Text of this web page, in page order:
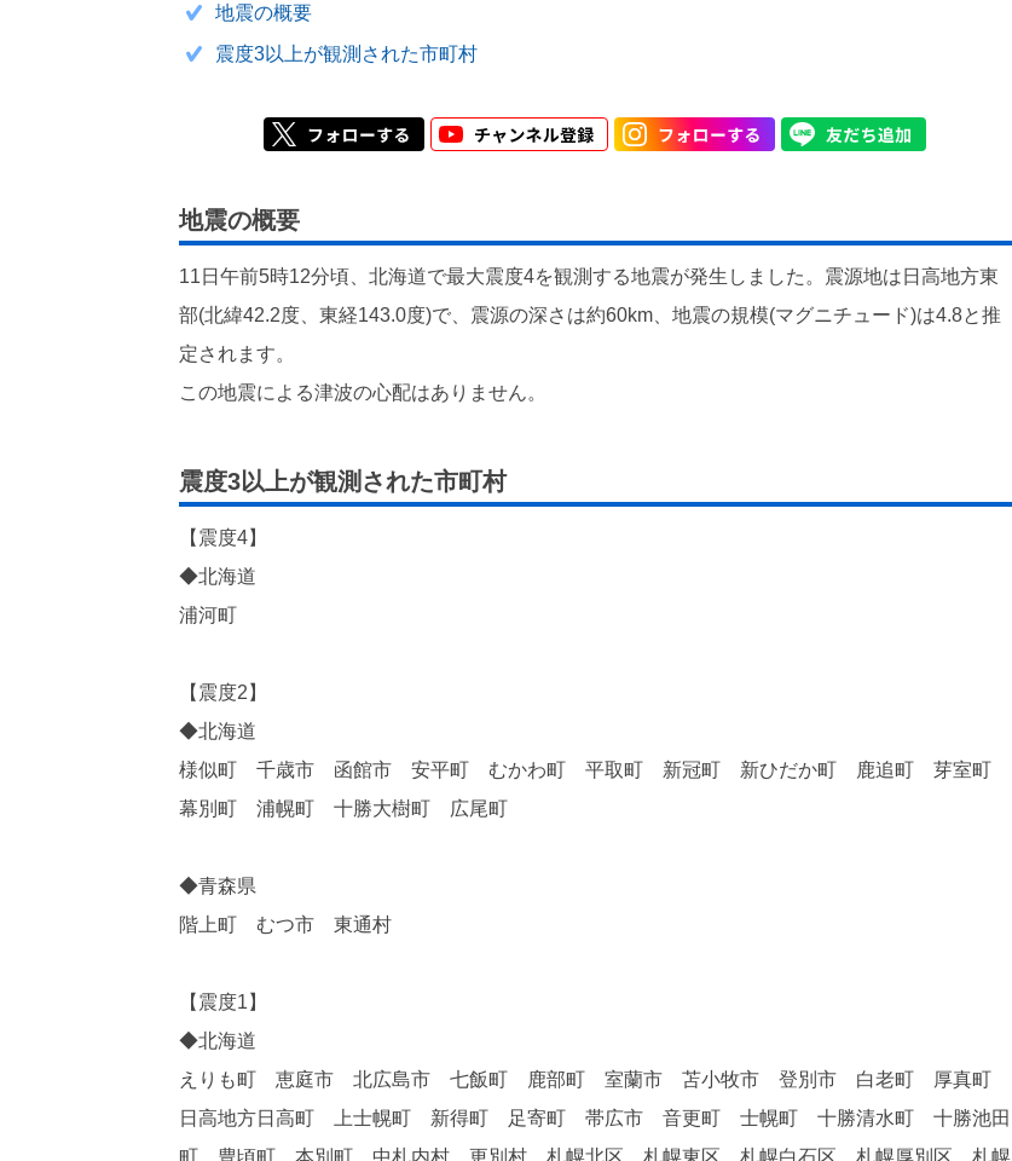
地震の概要
震度3以上が観測された市町村
地震の概要
11日午前5時12分頃、北海道で最大震度4を観測する地震が発生しました。震源地は日高地方東
部(北緯42.2度、東経143.0度)で、震源の深さは約60km、地震の規模(マグニチュード)は4.8と推
定されます。
この地震による津波の心配はありません。
震度3以上が観測された市町村
【震度4】
◆北海道
浦河町
【震度2】
◆北海道
様似町 千歳市 函館市 安平町 むかわ町 平取町 新冠町 新ひだか町 鹿追町 芽室町
幕別町 浦幌町 十勝大樹町 広尾町
◆青森県
階上町 むつ市 東通村
【震度1】
◆北海道
えりも町 恵庭市 北広島市 七飯町 鹿部町 室蘭市 苫小牧市 登別市 白老町 厚真町
日高地方日高町 上士幌町 新得町 足寄町 帯広市 音更町 士幌町 十勝清水町 十勝池田
町 豊頃町 本別町 中札内村 更別村 札幌北区 札幌東区 札幌白石区 札幌厚別区 札幌